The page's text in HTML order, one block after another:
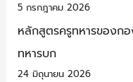
5 กรกฎาคม 2026
หลักสูตรครูทหารของก
ทหารบก
24 มิถุนายน 2026